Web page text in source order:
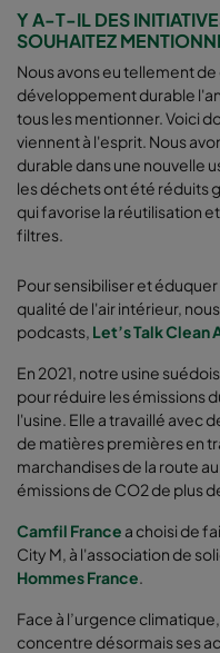
Y A-T-IL DES
SOUHAITEZ
Nous avons eu tellement
développement durable
tous les mentionner. Voici
viennent à l'esprit. Nous
durable dans une nouvelle
les déchets ont été réduits
qui favorise la réutilisation
filtres.
Pour sensibiliser et
qualité de l'air intérieur,
podcasts, Let’s Talk Clean
En 2021, notre usine
pour réduire les émissions
l'usine. Elle a travaillé avec
de matières premières en
marchandises de la route
émissions de CO2 de plus
Camfil France a choisi de
City M, à l'association de
Hommes France
Face à l’urgence climatique,
concentre désormais ses